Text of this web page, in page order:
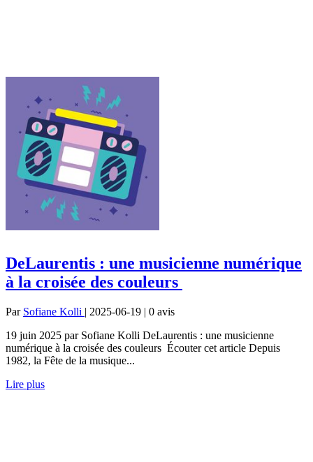
DeLaurentis : une musicienne numérique
à la croisée des couleurs
Par Sofiane Kolli | 2025-06-19 | 0 avis
19 juin 2025 par Sofiane Kolli DeLaurentis : une musicienne
numérique à la croisée des couleurs Écouter cet article Depuis
1982, la Fête de la musique...
Lire plus